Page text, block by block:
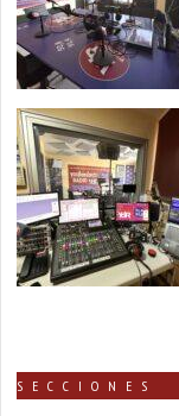
SECCIONES